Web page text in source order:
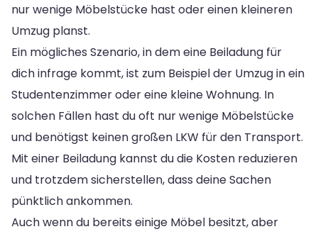
nur wenige Möbelstücke hast oder einen kleineren
Umzug planst.
Ein mögliches Szenario, in dem eine Beiladung für
dich infrage kommt, ist zum Beispiel der Umzug in ein
Studentenzimmer oder eine kleine Wohnung. In
solchen Fällen hast du oft nur wenige Möbelstücke
und benötigst keinen großen LKW für den Transport.
Mit einer Beiladung kannst du die Kosten reduzieren
und trotzdem sicherstellen, dass deine Sachen
pünktlich ankommen.
Auch wenn du bereits einige Möbel besitzt, aber